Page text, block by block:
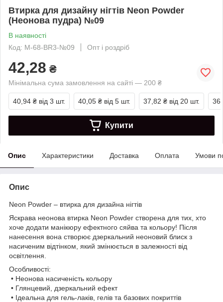
Втирка для дизайну нігтів Neon Powder
(Неонова пудра) №09
В наявності
Код: М-68-BR3-№09
Опт і роздріб
42,28 ₴
Мінімальна сума замовлення на сайті — 200 ₴
40,94 ₴ від 3 шт. 40,05 ₴ від 5 шт. 37,82 ₴ від 20 шт.
Купити
Опис Характеристики Доставка Оплата Умови
Опис
Neon Powder – втирка для дизайна нігтів
Яскрава неонова втирка Neon Powder створена для тих, хто
хоче додати манікюру ефектного сяйва та кольору! Після
нанесення вона створює дзеркальний неоновий блиск з
насиченим відтінком, який змінюється в залежності від
освітлення.
Особливості:
• Неонова насиченість кольору
• Глянцевий, дзеркальний ефект
• Ідеальна для гель-лаків, гелів та базових покриттів